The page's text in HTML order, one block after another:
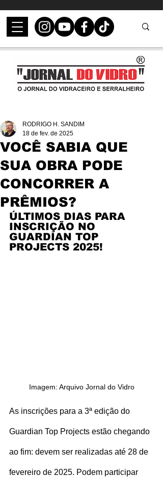
VOCÊ SABIA QUE
SUA OBRA PODE
CONCORRER A
PRÊMIOS?
RODRIGO H. SANDIM
18 de fev. de 2025
ÚLTIMOS DIAS PARA
INSCRIÇÃO NO
GUARDIAN TOP
PROJECTS 2025!
Imagem: Arquivo Jornal do Vidro
As inscrições para a 3ª edição do
Guardian Top Projects estão chegando
ao fim: devem ser realizadas até 28 de
fevereiro de 2025. Podem participar